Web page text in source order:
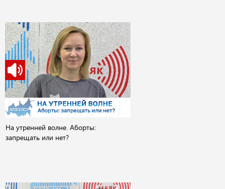
На утренней волне. Аборты:
запрещать или нет?